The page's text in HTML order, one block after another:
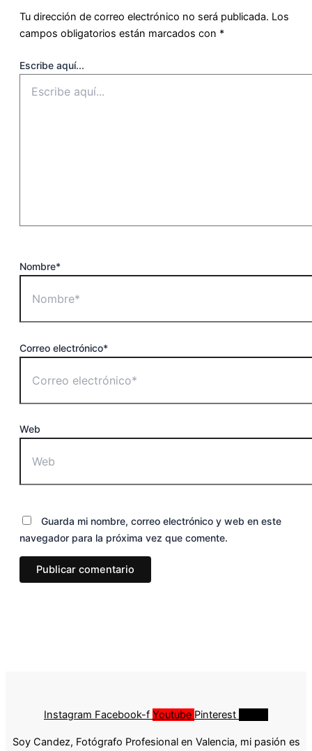
Tu dirección de correo electrónico no será publicada. Los
campos obligatorios están marcados con *
Escribe aquí...
Nombre*
Correo electrónico*
Web
Guarda mi nombre, correo electrónico y web en este
navegador para la próxima vez que comente.
Instagram Facebook-f Youtube Pinterest
Soy Candez, Fotógrafo Profesional en Valencia, mi pasión es